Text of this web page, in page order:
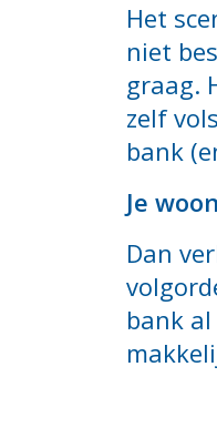
Het
niet
graag.
zelf
bank
Je
Dan
bank